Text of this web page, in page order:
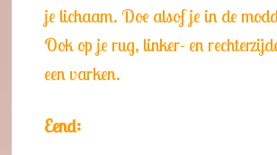
je lichaam. Doe alsof je in de
Ook op je rug, linker- en
een varken.
Eend: